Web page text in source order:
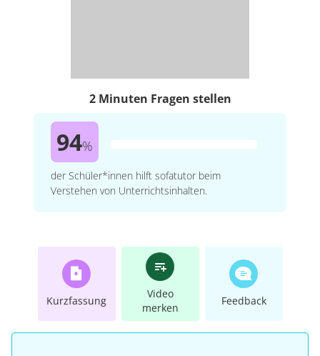
2 Minuten Fragen stellen
94%
der Schüler*innen hilft sofatutor beim
Verstehen von Unterrichtsinhalten.
Kurzfassung
Video
merken
Feedback